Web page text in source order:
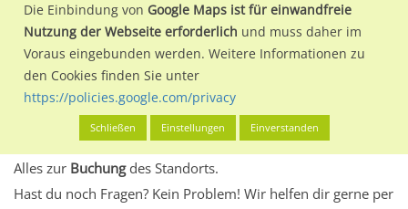
aktuelleStandortinformationenundLeistungswerte. Damit
kannst du dich schon vor der Buchung im Detail über den
Standort, seine Reichweite und Werbewirkung sowie
eventuelle Beschränkungen in den zugelassenen
Werbeinhalten informieren.
Alles klar? Dann findest du direkt im unteren Teil dieser Seite
Alles zur Buchungdes Standorts.
Hast du noch Fragen? Kein Problem! Wir helfen dir gerne per
Die Einbindung von Google Maps ist für einwandfreie
Nutzung der Webseite erforderlich und muss daher im
Voraus eingebunden werden. Weitere Informationen zu
den Cookies finden Sie unter
https://policies.google.com/privacy
Schließen Einstellungen Einverstanden